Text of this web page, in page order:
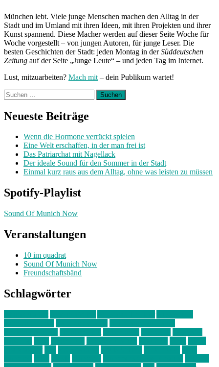
München lebt. Viele junge Menschen machen den Alltag in der
Stadt und im Umland mit ihren Ideen, mit ihren Projekten und ihrer
Kunst spannend. Diese Macher werden auf dieser Seite Woche für
Woche vorgestellt – von jungen Autoren, für junge Leser. Die
besten Geschichten der Stadt: jeden Montag in derSüddeutschen
Zeitung auf der Seite „Junge Leute“ – und jeden Tag im Internet.
Lust, mitzuarbeiten? Mach mit – dein Publikum wartet!
Suchen
nach:
Neueste Beiträge
Wenn die Hormone verrückt spielen
Eine Welt erschaffen, in der man frei ist
Das Patriarchat mit Nagellack
Der ideale Sound für den Sommer in der Stadt
Einmal kurz raus aus dem Alltag, ohne was leisten zu müssen
Spotify-Playlist
Sound Of Munich Now
Veranstaltungen
10 im quadrat
Sound Of Munich Now
Freundschaftsbänd
Schlagwörter